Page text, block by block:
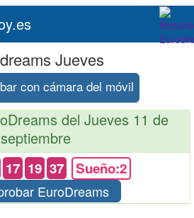
Jueves
con cámara del móvil
del Jueves 11 de
septiembre
17 19 37 Sueño:2
EuroDreams